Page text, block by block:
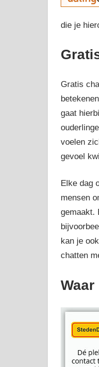
die je
Gratis
gaat
voelen
gevoel
Elke dag
mensen
gemaakt.
kan je
chatten